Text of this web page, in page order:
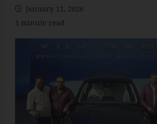
January 11, 2026
1 minute read